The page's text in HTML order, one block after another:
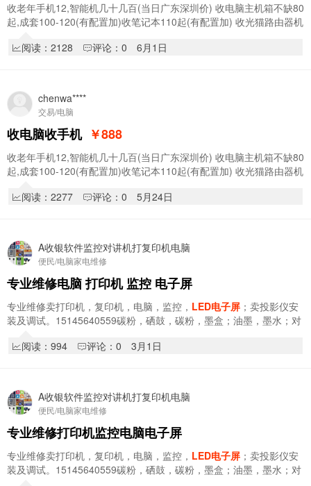
收老年手机12,智能机几十几百(当日广东深圳价) 收电脑主机箱不缺80
起,成套100-120(有配置加)收笔记本110起(有配置加) 收光猫路由器机
阅读：2128
评论：0 6月1日
chenwa****
交易/电脑
收电脑收手机 ￥888
收老年手机12,智能机几十几百(当日广东深圳价) 收电脑主机箱不缺80
起,成套100-120(有配置加)收笔记本110起(有配置加) 收光猫路由器机
阅读：2277
评论：0 5月24日
A收银软件监控对讲机打复印机电脑
便民/电脑家电维修
专业维修电脑 打印机 监控 电子屏
专业维修卖打印机，复印机，电脑，监控， LED电子屏 ；卖投影仪安
装及调试。15145640559碳粉，硒鼓，碳粉，墨盒；油墨，墨水；对
阅读：994
评论：0 3月1日
A收银软件监控对讲机打复印机电脑
便民/电脑家电维修
专业维修打印机监控电脑电子屏
专业维修卖打印机，复印机，电脑，监控， LED电子屏 ；卖投影仪安
装及调试。15145640559碳粉，硒鼓，碳粉，墨盒；油墨，墨水；对